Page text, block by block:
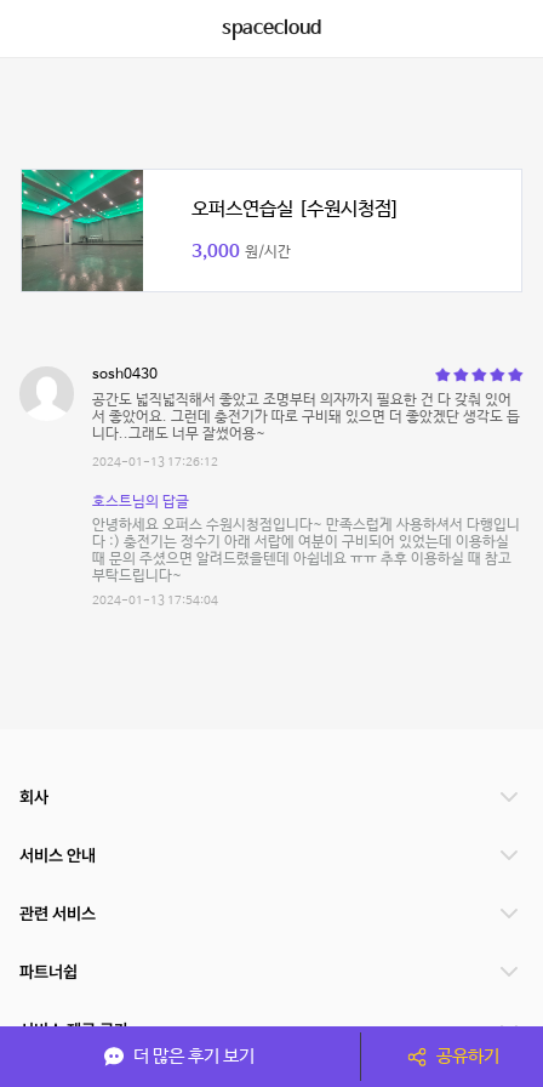
spacecloud
오퍼스연습실 [수원시청점]
3,000 원/시간
sosh0430
공간도 넓직넓직해서 좋았고 조명부터 의자까지 필요한 건 다 갖춰 있어
서 좋았어요. 그런데 충전기가 따로 구비돼 있으면 더 좋았겠단 생각도 듭
니다..그래도 너무 잘썼어용~
2024-01-13 17:26:12
호스트님의 답글
안녕하세요 오퍼스 수원시청점입니다~ 만족스럽게 사용하셔서 다행입니
다 :) 충전기는 정수기 아래 서랍에 여분이 구비되어 있었는데 이용하실
때 문의 주셨으면 알려드렸을텐데 아쉽네요 ㅠㅠ 추후 이용하실 때 참고
부탁드립니다~
2024-01-13 17:54:04
더 많은 후기 보기 공유하기
회사
서비스 안내
관련 서비스
파트너쉽
서비스 제공 국가